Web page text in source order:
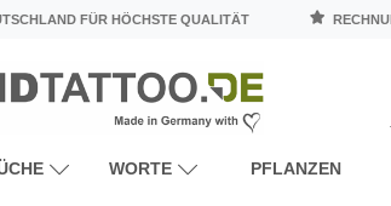
FÜR HÖCHSTE QUALITÄT
WORTE PFLANZEN